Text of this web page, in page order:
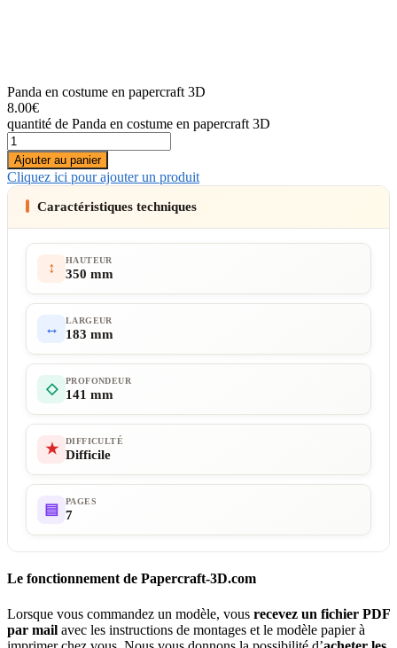
Panda en costume en papercraft 3D
8.00€
quantité de Panda en costume en papercraft 3D
Ajouter au panier
Cliquez ici pour ajouter un produit
Caractéristiques techniques
↕ HAUTEUR
350 mm
↔ LARGEUR
183 mm
◇ PROFONDEUR
141 mm
★ DIFFICULTÉ
Difficile
▤ PAGES
7
Le fonctionnement de Papercraft-3D.com
Lorsque vous commandez un modèle, vous recevez un fichier PDF
par mail avec les instructions de montages et le modèle papier à